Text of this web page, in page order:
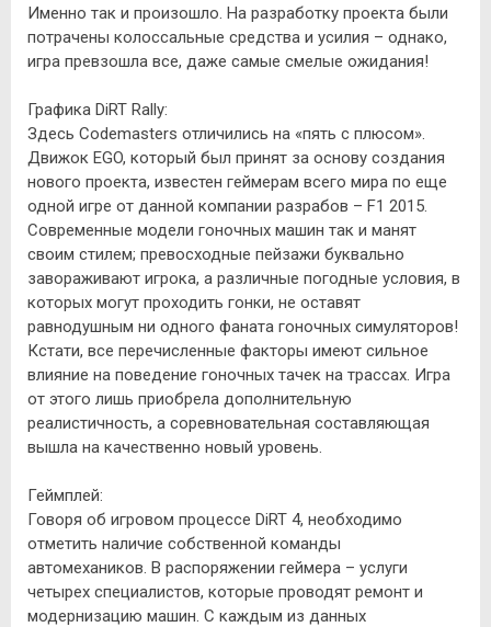
Именно так и произошло. На разработку проекта были
потрачены колоссальные средства и усилия – однако,
игра превзошла все, даже самые смелые ожидания!
Графика DiRT Rally:
Здесь Codemasters отличились на «пять с плюсом».
Движок EGO, который был принят за основу создания
нового проекта, известен геймерам всего мира по еще
одной игре от данной компании разрабов – F1 2015.
Современные модели гоночных машин так и манят
своим стилем; превосходные пейзажи буквально
завораживают игрока, а различные погодные условия, в
которых могут проходить гонки, не оставят
равнодушным ни одного фаната гоночных симуляторов!
Кстати, все перечисленные факторы имеют сильное
влияние на поведение гоночных тачек на трассах. Игра
от этого лишь приобрела дополнительную
реалистичность, а соревновательная составляющая
вышла на качественно новый уровень.
Геймплей:
Говоря об игровом процессе DiRT 4, необходимо
отметить наличие собственной команды
автомехаников. В распоряжении геймера – услуги
четырех специалистов, которые проводят ремонт и
модернизацию машин. С каждым из данных